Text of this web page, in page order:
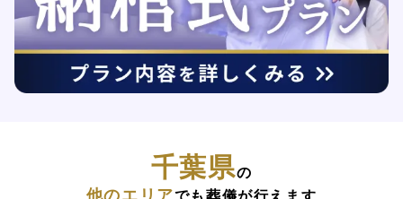
千葉県の
他のエリアでも葬儀が行えます